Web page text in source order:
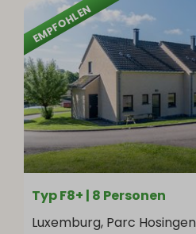
EMPFOHLEN
Typ F8+ | 8 Personen
Luxemburg, Parc Hosingen